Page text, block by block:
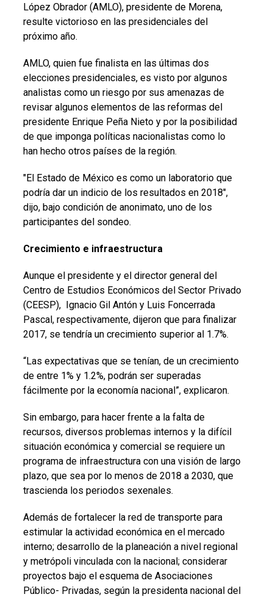
López Obrador (AMLO), presidente de Morena,
resulte victorioso en las presidenciales del
próximo año.
AMLO, quien fue finalista en las últimas dos
elecciones presidenciales, es visto por algunos
analistas como un riesgo por sus amenazas de
revisar algunos elementos de las reformas del
presidente Enrique Peña Nieto y por la posibilidad
de que imponga políticas nacionalistas como lo
han hecho otros países de la región.
"El Estado de México es como un laboratorio que
podría dar un indicio de los resultados en 2018",
dijo, bajo condición de anonimato, uno de los
participantes del sondeo.
Crecimiento e infraestructura
Aunque el presidente y el director general del
Centro de Estudios Económicos del Sector Privado
(CEESP), Ignacio Gil Antón y Luis Foncerrada
Pascal, respectivamente, dijeron que para finalizar
2017, se tendría un crecimiento superior al 1.7%.
“Las expectativas que se tenían, de un crecimiento
de entre 1% y 1.2%, podrán ser superadas
fácilmente por la economía nacional”, explicaron.
Sin embargo, para hacer frente a la falta de
recursos, diversos problemas internos y la difícil
situación económica y comercial se requiere un
programa de infraestructura con una visión de largo
plazo, que sea por lo menos de 2018 a 2030, que
trascienda los periodos sexenales.
Además de fortalecer la red de transporte para
estimular la actividad económica en el mercado
interno; desarrollo de la planeación a nivel regional
y metrópoli vinculada con la nacional; considerar
proyectos bajo el esquema de Asociaciones
Público- Privadas, según la presidenta nacional del